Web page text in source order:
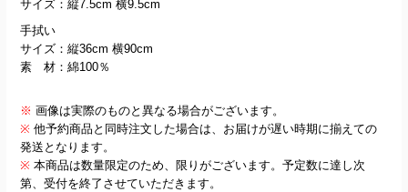
サイズ：縦7.5cm 横9.5cm
手拭い
サイズ：縦36cm 横90cm
素 材：綿100％
※ 画像は実際のものと異なる場合がございます。
※ 他予約商品と同時注文した場合は、お届けが遅い時期に揃えての
発送となります。
※ 本商品は数量限定のため、限りがございます。予定数に達し次
第、受付を終了させていただきます。